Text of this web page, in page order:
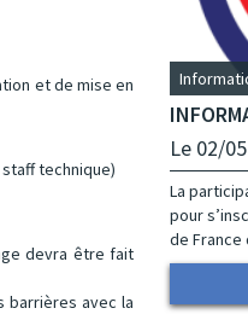
et de mise en
technique)
devra être fait
barrières avec la
Le 02/05
La
pour
de France